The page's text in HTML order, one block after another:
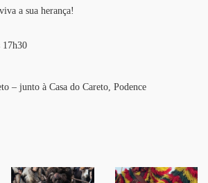
a sua herança!
17h30
– junto à Casa do Careto, Podence